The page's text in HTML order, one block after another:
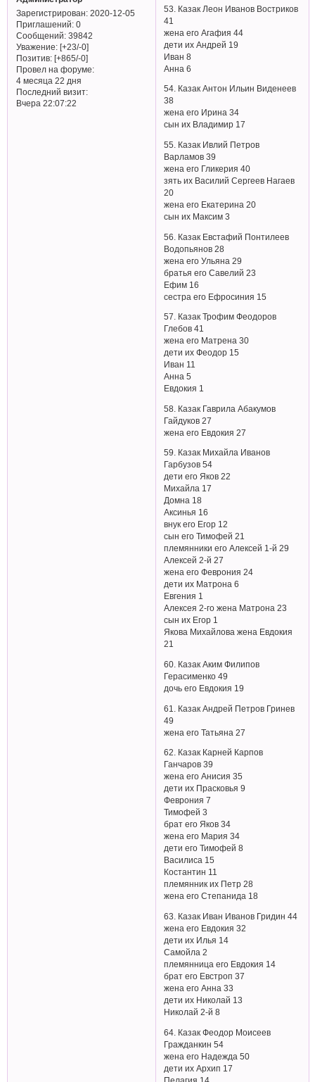
Зарегистрирован: 2020-12-05
Приглашений:0
Сообщений:39842
Уважение: [+23/-0]
Позитив: [+865/-0]
Провел на форуме:
4 месяца 22 дня
Последний визит:
Вчера 22:07:22
53. Казак Леон Иванов Востриков
41
жена его Агафия 44
дети их Андрей 19
Иван 8
Анна 6
54. Казак Антон Ильин Виденеев
38
жена его Ирина 34
сын их Владимир 17
55. Казак Ивлий Петров
Варламов 39
жена его Гликерия 40
зять их Василий Сергеев Нагаев
20
жена его Екатерина 20
сын их Максим 3
56. Казак Евстафий Понтилеев
Водопьянов 28
жена его Ульяна 29
братья его Савелий 23
Ефим 16
сестра его Ефросиния 15
57. Казак Трофим Феодоров
Глебов 41
жена его Матрена 30
дети их Феодор 15
Иван 11
Анна 5
Евдокия 1
58. Казак Гаврила Абакумов
Гайдуков 27
жена его Евдокия 27
59. Казак Михайла Иванов
Гарбузов 54
дети его Яков 22
Михайла 17
Домна 18
Аксинья 16
внук его Егор 12
сын его Тимофей 21
племянники его Алексей 1-й 29
Алексей 2-й 27
жена его Феврония 24
дети их Матрона 6
Евгения 1
Алексея 2-го жена Матрона 23
сын их Егор 1
Якова Михайлова жена Евдокия
21
60. Казак Аким Филипов
Герасименко 49
дочь его Евдокия 19
61. Казак Андрей Петров Гринев
49
жена его Татьяна 27
62. Казак Карней Карпов
Ганчаров 39
жена его Анисия 35
дети их Прасковья 9
Феврония 7
Тимофей 3
брат его Яков 34
жена его Мария 34
дети его Тимофей 8
Василиса 15
Костантин 11
племянник их Петр 28
жена его Степанида 18
63. Казак Иван Иванов Гридин 44
жена его Евдокия 32
дети их Илья 14
Самойла 2
племянница его Евдокия 14
брат его Евстроп 37
жена его Анна 33
дети их Николай 13
Николай 2-й 8
64. Казак Феодор Моисеев
Гражданкин 54
жена его Надежда 50
дети их Архип 17
Пелагия 14